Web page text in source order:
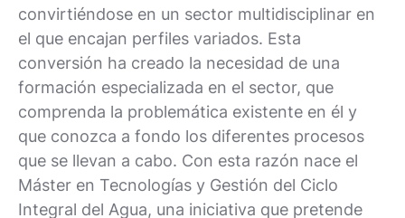
convirtiéndose en un sector multidisciplinar en
el que encajan perfiles variados. Esta
conversión ha creado la necesidad de una
formación especializada en el sector, que
comprenda la problemática existente en él y
que conozca a fondo los diferentes procesos
que se llevan a cabo. Con esta razón nace el
Máster en Tecnologías y Gestión del Ciclo
Integral del Agua, una iniciativa que pretende